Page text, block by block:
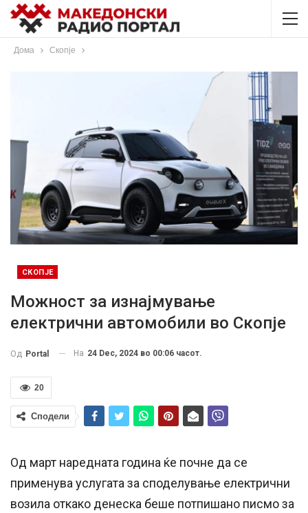
Дома Скопје
СКОПЈЕ
Можност за изнајмување
електрични автомобили во Скопје
Од Portal На 24 Dec, 2024 во 00:06 часот.
20
Сподели
Од март наредната година ќе почне да се
применува услугата за споделување електрични
возила откако денеска беше потпишано писмо за